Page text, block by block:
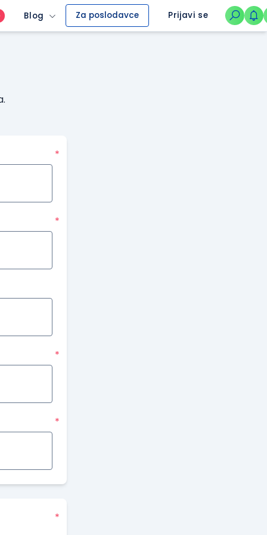
Blog Za poslodavce Prijavi se
*
*
*
*
*